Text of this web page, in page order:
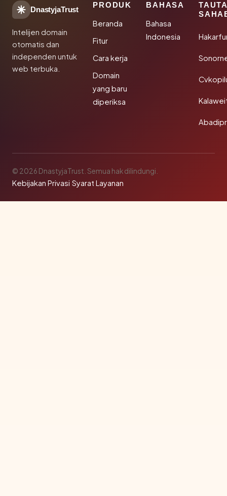
DnastyjaTrust
Intelijen domain
otomatis dan
independen untuk
web terbuka.
PRODUK
Beranda
Fitur
Cara kerja
Domain
yang baru
diperiksa
BAHASA
Bahasa
Indonesia
© 2026 DnastyjaTrust. Semua hak dilindungi.
Kebijakan Privasi·Syarat Layanan